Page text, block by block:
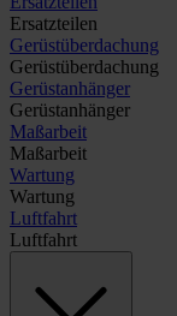
Ersatzteilen
Gerüstüberdachung
Gerüstüberdachung
Gerüstanhänger
Gerüstanhänger
Maßarbeit
Maßarbeit
Wartung
Wartung
Luftfahrt
Luftfahrt